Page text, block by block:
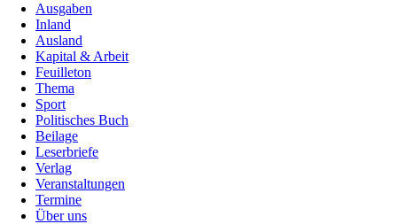
Ausgaben
Inland
Ausland
Kapital & Arbeit
Feuilleton
Thema
Sport
Politisches Buch
Beilage
Leserbriefe
Verlag
Veranstaltungen
Termine
Über uns